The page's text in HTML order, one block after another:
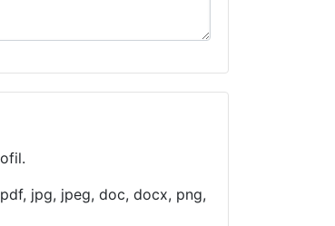
jpg, jpeg, doc, docx, png,